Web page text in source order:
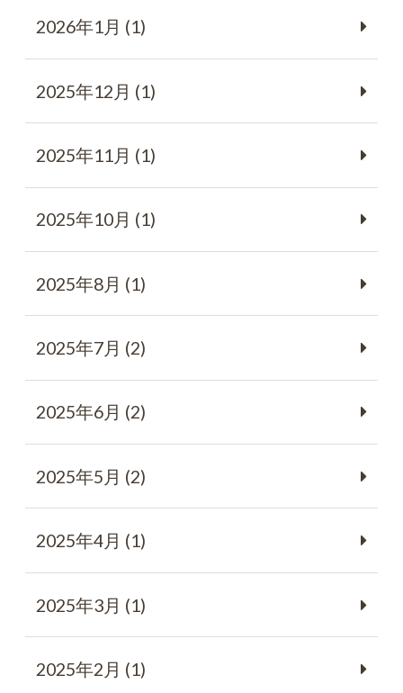
2026年1月 (1)
2025年12月 (1)
2025年11月 (1)
2025年10月 (1)
2025年8月 (1)
2025年7月 (2)
2025年6月 (2)
2025年5月 (2)
2025年4月 (1)
2025年3月 (1)
2025年2月 (1)